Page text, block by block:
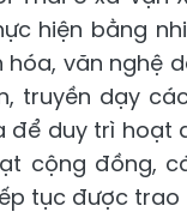
hiện bằng
văn nghệ
truyền dạy
để duy trì hoạt
cộng đồng,
tục được trao